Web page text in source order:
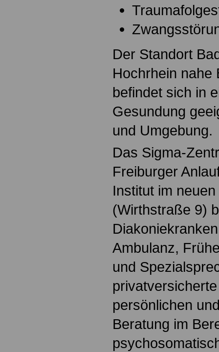
Der Standort
Hochrhein nahe
befindet sich in
Gesundung
und Umgebung.
Das Sigma-
Freiburger
Institut im
(Wirthstraße 9)
Ambulanz,
und
persönlichen
Beratung im